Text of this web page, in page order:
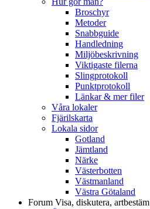
Broschyr
Metoder
Snabbguide
Handledning
Miljöbeskrivning
Viktigaste filerna
Slingprotokoll
Punktprotokoll
Länkar & mer filer
Våra lokaler
Fjärilskarta
Lokala sidor
Gotland
Jämtland
Närke
Västerbotten
Västmanland
Västra Götaland
Forum Visa, diskutera, artbestäm